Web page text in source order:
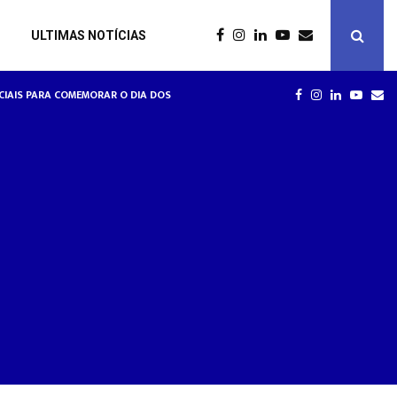
ULTIMAS NOTÍCIAS
PARA COMEMORAR O DIA DOS NAMORADOS
DE TRABALHO NA HOTELARIA FACEBOOK
INSTAGRAM
LINKEDIN